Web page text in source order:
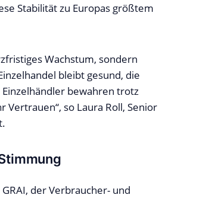
Stabilität zu Europas größtem
Wachstum, sondern
bleibt gesund, die
bewahren trotz
so Laura Roll, Senior
der Verbraucher- und